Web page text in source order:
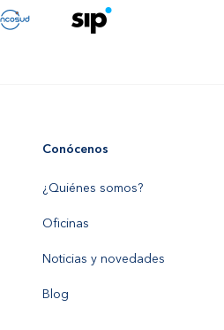
Conócenos
¿Quiénes somos?
Oficinas
Noticias y novedades
Blog